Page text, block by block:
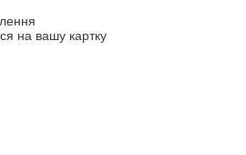
на вашу картку